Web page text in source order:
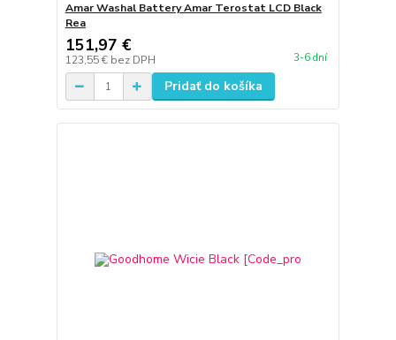
Amar Washal Battery Amar Terostat LCD Black
Rea
151,97 €
123,55 € bez DPH 3-6 dní
Pridať do košíka